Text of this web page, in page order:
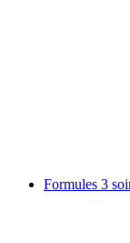
Formules 3